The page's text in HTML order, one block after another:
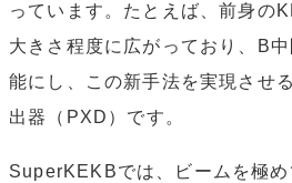
っています。たとえば、前身の
大きさ程度に広がっており、B
能にし、この新手法を実現させ
出器（PXD）です。
SuperKEKBでは、ビームを極